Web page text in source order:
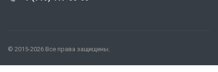
© 2015-2026 Все права защищены.